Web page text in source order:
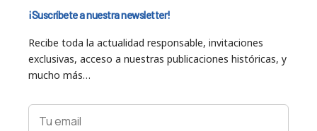
¡Suscríbete a nuestra newsletter!
Recibe toda la actualidad responsable, invitaciones
exclusivas, acceso a nuestras publicaciones históricas, y
mucho más…